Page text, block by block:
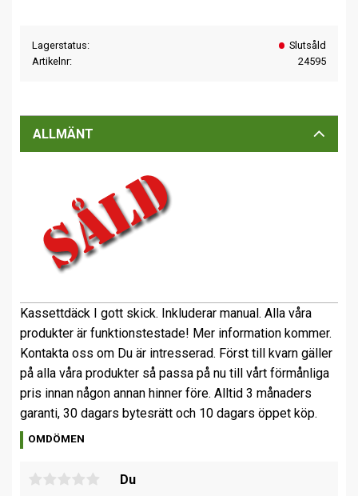
Lagerstatus
Slutsåld
Artikelnr
24595
ALLMÄNT
Kassettdäck I gott skick. Inkluderar manual. Alla våra
produkter är funktionstestade! Mer information kommer.
Kontakta oss om Du är intresserad. Först till kvarn gäller
på alla våra produkter så passa på nu till vårt förmånliga
pris innan någon annan hinner före. Alltid 3 månaders
garanti, 30 dagars bytesrätt och 10 dagars öppet köp.
OMDÖMEN
Du